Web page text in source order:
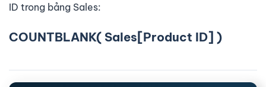
ID trong bảng Sales:
COUNTBLANK( Sales[Product ID] )